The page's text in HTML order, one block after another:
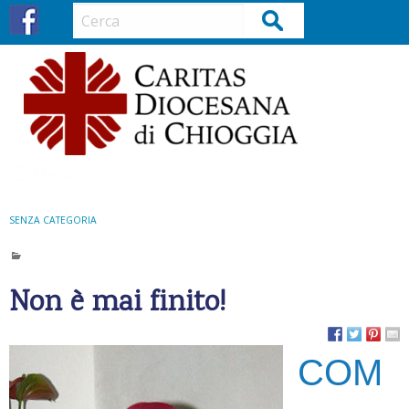
Cerca
SENZA CATEGORIA
Non è mai finito!
COM